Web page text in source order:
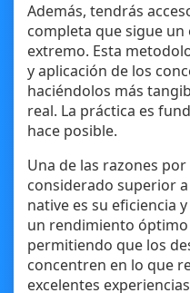
Además, tendrás
completa que sigue
extremo. Esta
y aplicación de los
haciéndolos más
real. La práctica es
hace posible.
Una de las razones
considerado superior
native es su eficiencia
un rendimiento óptimo
permitiendo que los
concentren en lo que
excelentes